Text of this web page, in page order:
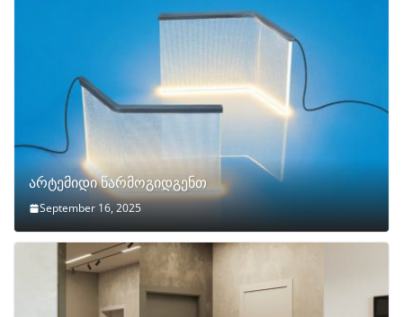
არტემიდი წარმოგიდგენთ
September 16, 2025